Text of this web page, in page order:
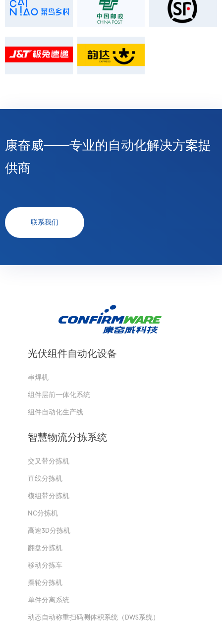
康奋威——专业的自动化解决方案提
供商
联系我们
光伏组件自动化设备
串焊机
组件层前一体化系统
组件自动化生产线
智慧物流分拣系统
交叉带分拣机
直线分拣机
模组带分拣机
NC分拣机
高速3D分拣机
翻盘分拣机
移动分拣车
摆轮分拣机
单件分离系统
动态自动称重扫码测体积系统（DWS系统）